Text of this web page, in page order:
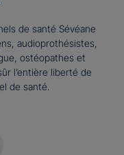
de santé Sévéane
audioprothésistes,
ostéopathes et
l’entière liberté de
de santé.